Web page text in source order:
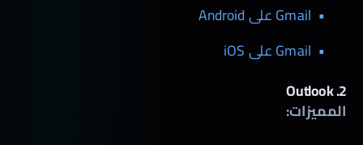
Gmail على Android
Gmail على iOS
2.
Outlook
المميزات: